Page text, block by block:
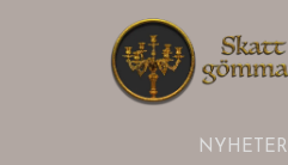
NYHETER